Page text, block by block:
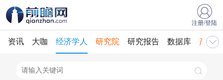
注册/登陆
资讯 大咖 经济学人 研究院 研究报告 数据库 产业